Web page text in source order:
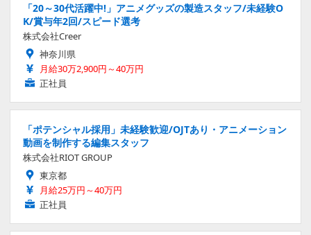
「20～30代活躍中!」アニメグッズの製造スタッフ/未経験O
K/賞与年2回/スピード選考
株式会社Creer
神奈川県
月給30万2,900円～40万円
正社員
「ポテンシャル採用」未経験歓迎/OJTあり・アニメーション
動画を制作する編集スタッフ
株式会社RIOT GROUP
東京都
月給25万円～40万円
正社員